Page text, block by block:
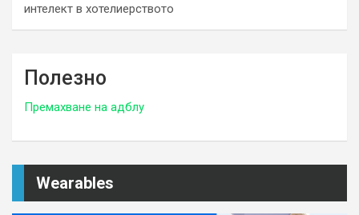
интелект в хотелиерството
Полезно
Премахване на адблу
Wearables